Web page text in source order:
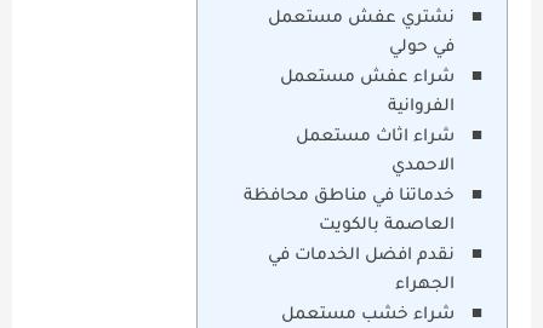
نشتري عفش مستعمل
في حولي
شراء عفش مستعمل
الفروانية
شراء اثاث مستعمل
الاحمدي
خدماتنا في مناطق محافظة
العاصمة بالكويت
نقدم افضل الخدمات في
الجهراء
شراء خشب مستعمل